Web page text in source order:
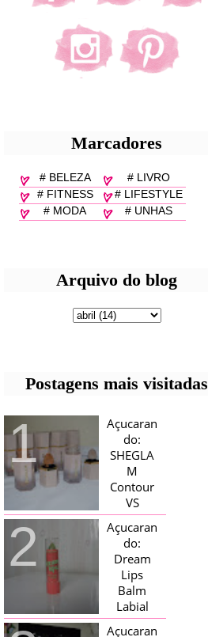
Marcadores
# BELEZA
# LIVRO
# FITNESS
# LIFESTYLE
# MODA
# UNHAS
Arquivo do blog
Postagens mais visitadas
Açucaran
do:
SHEGLA
M
Contour
VS
Bronzer!
HELLO AÇUCARADAS, E NESTE
MÊS CHEGOU AQUI EM CASA UMA
CAIXA RECHEADA DE SHEGLAM,
TINHA BLUSH, ILUMINADORES E
TODOS OS BRONZER E
CONTORNOS ...
Açucaran
do:
Dream
Lips
Balm
Labial
Magico
Açucaran